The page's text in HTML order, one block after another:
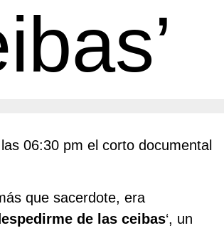
06:30 pm el corto documental
que sacerdote, era
de las ceibas‘, un